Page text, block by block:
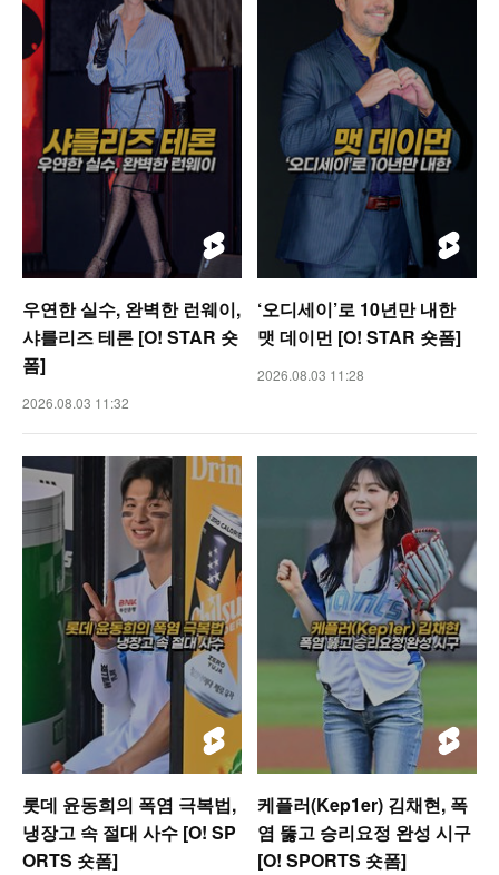
우연한 실수, 완벽한 런웨이,
샤를리즈 테론 [O! STAR 숏
폼]
2026.08.03 11:32
‘오디세이’로 10년만 내한
맷 데이먼 [O! STAR 숏폼]
2026.08.03 11:28
롯데 윤동희의 폭염 극복법,
냉장고 속 절대 사수 [O! SP
ORTS 숏폼]
케플러(Kep1er) 김채현, 폭
염 뚫고 승리요정 완성 시구
[O! SPORTS 숏폼]